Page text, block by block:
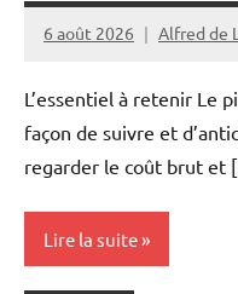
6 août 2026 Alfred de
L’essentiel à retenir Le
façon de suivre et
regarder le coût brut et
Lire la suite